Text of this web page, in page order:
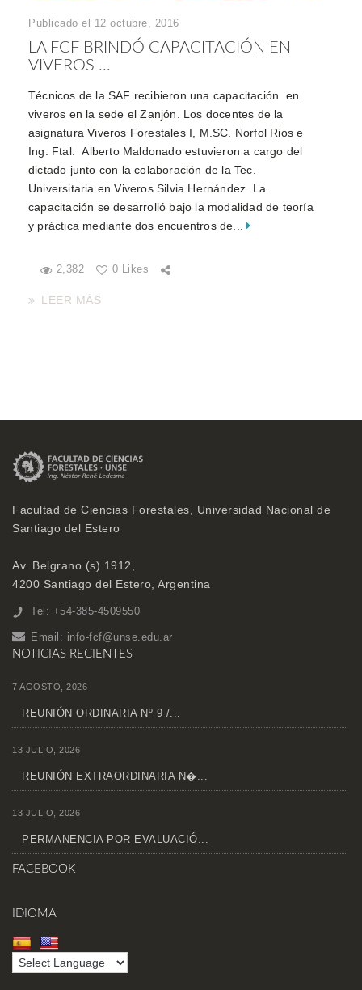
Publicado el 12 octubre, 2016
LA FCF BRINDÓ CAPACITACIÓN EN
VIVEROS ...
Técnicos de la SAF recibieron una capacitación en
viveros en la sede el Zanjón. Los docentes de la
asignatura Viveros Forestales I, M.SC. Norfol Rios e
Ing. Ftal. Alberto Maldonado estuvieron a cargo del
dictado junto con la colaboración de la Tec.
Universitaria en Viveros Silvia Hernández. La
capacitación se desarrolló bajo la modalidad de teoría
y práctica mediante dos encuentros de...
2,382 0 Likes
LEER MÁS
Facultad de Ciencias Forestales, Universidad Nacional de
Santiago del Estero
Av. Belgrano (s) 1912,
4200 Santiago del Estero, Argentina
Tel: +54-385-4509550
Email: info-fcf@unse.edu.ar
NOTICIAS RECIENTES
7 AGOSTO, 2026
REUNIÓN ORDINARIA Nº 9 /...
13 JULIO, 2026
REUNIÓN EXTRAORDINARIA N�...
13 JULIO, 2026
PERMANENCIA POR EVALUACIÓ...
FACEBOOK
IDIOMA